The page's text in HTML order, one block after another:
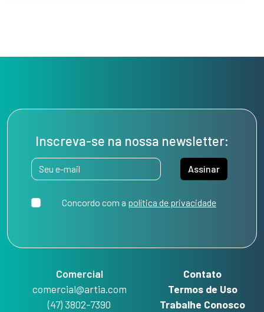
Inscreva-se na nossa newsletter:
Assinar
Concordo com a política de privacidade
Comercial
comercial@artia.com
(47) 3802-7390
Contato
Termos de Uso
Trabalhe Conosco